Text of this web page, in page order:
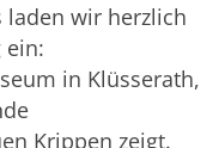
laden wir herzlich
ein:
in Klüsserath,
Krippen zeigt.